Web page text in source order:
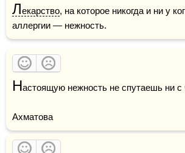
Лекарство, на которое никогда и ни у
аллергии — нежность.
Настоящую нежность не спутаешь ни с
Ахматова